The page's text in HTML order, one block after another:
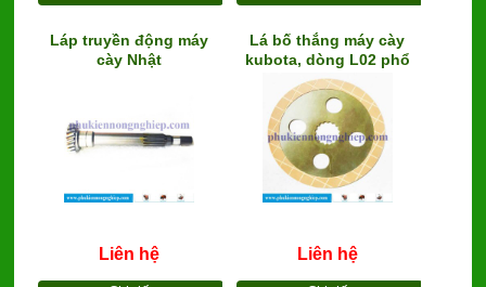
Láp truyền động máy
cày Nhật
Liên hệ
Lá bố thắng máy cày
kubota, dòng L02 phổ
thông
Liên hệ